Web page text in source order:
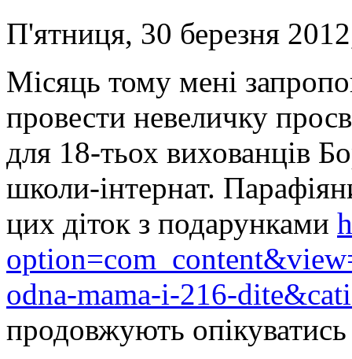
П'ятниця, 30 березня
Місяць тому мені
провести невеличку
для 18-тьох вихованців
школи-інтернат.
цих діток з подарунками
odna-mama-i-216-
продовжують